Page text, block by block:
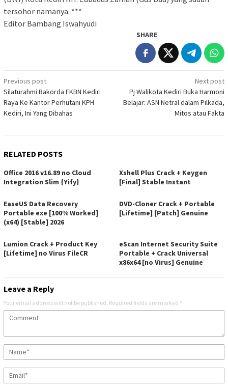
tersohor namanya. ***
Editor Bambang Iswahyudi
SHARE
Post
navigation
Previous post
Silaturahmi Bakorda FKBN Kediri
Raya Ke Kantor Perhutani KPH
Kediri, Ini Yang Dibahas
Next post
Pj Walikota Kediri Buka Harmoni
Belajar: ASN Netral dalam Pilkada,
Mitos atau Fakta
RELATED POSTS
Office 2016 v16.89 no Cloud
Integration Slim {Yify}
Xshell Plus Crack + Keygen
[Final] Stable Instant
EaseUS Data Recovery
Portable exe [100% Worked]
(x64) [Stable] 2026
DVD-Cloner Crack + Portable
[Lifetime] [Patch] Genuine
Lumion Crack + Product Key
[Lifetime] no Virus FileCR
eScan Internet Security Suite
Portable + Crack Universal
x86x64 [no Virus] Genuine
Leave a Reply
Your email address will not be published. Required fields are marked *